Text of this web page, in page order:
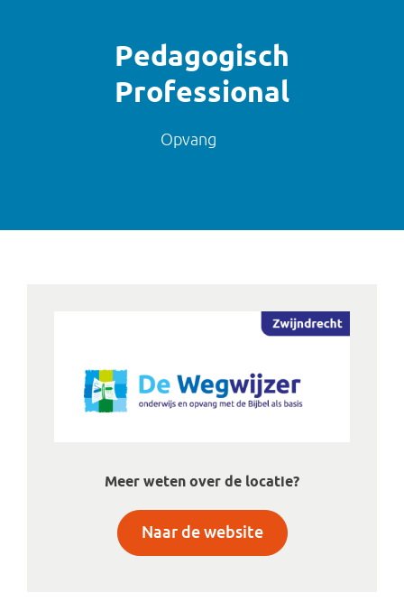
Pedagogisch
Professional
Opvang
Meer weten over de locatie?
Naar de website